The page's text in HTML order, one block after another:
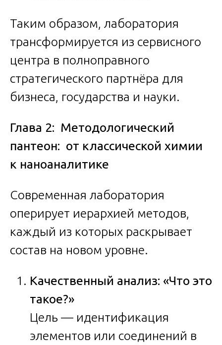
Таким образом, лаборатория
трансформируется из сервисного
центра в полноправного
стратегического партнёра для
бизнеса, государства и науки.
Глава 2: Методологический
пантеон: от классической химии
к наноаналитике
Современная лаборатория
оперирует иерархией методов,
каждый из которых раскрывает
состав на новом уровне.
Качественный анализ: «Что это
такое?»
Цель — идентификация
элементов или соединений в